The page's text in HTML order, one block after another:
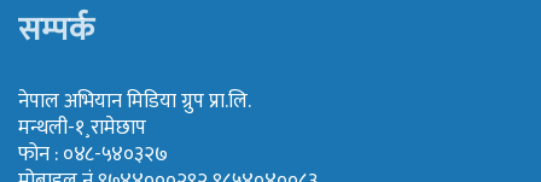
सम्पर्क
नेपाल अभियान मिडिया ग्रुप प्रा.लि.
मन्थली-१¸रामेछाप
फोन : ०४८-५४०३२७